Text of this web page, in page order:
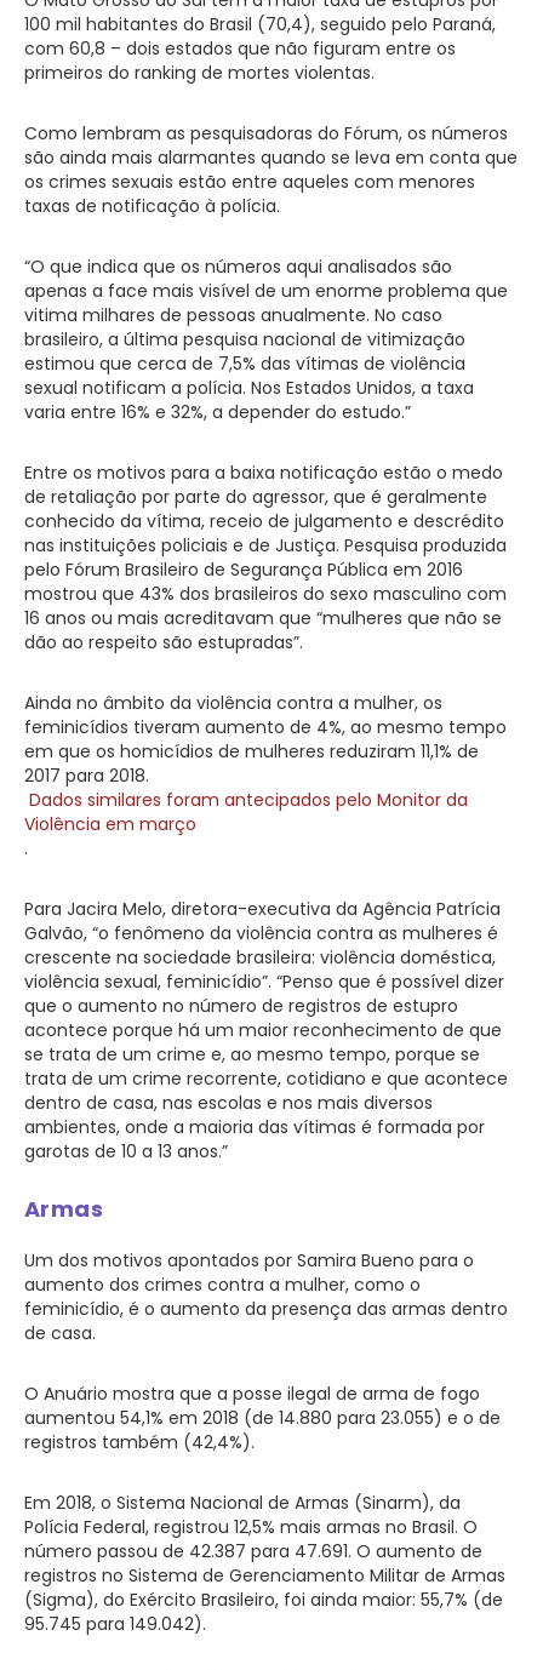
100 mil habitantes do Brasil (70,4), seguido pelo Paraná,
com 60,8 – dois estados que não figuram entre os
primeiros do ranking de mortes violentas.
Como lembram as pesquisadoras do Fórum, os números
são ainda mais alarmantes quando se leva em conta que
os crimes sexuais estão entre aqueles com menores
taxas de notificação à polícia.
“O que indica que os números aqui analisados são
apenas a face mais visível de um enorme problema que
vitima milhares de pessoas anualmente. No caso
brasileiro, a última pesquisa nacional de vitimização
estimou que cerca de 7,5% das vítimas de violência
sexual notificam a polícia. Nos Estados Unidos, a taxa
varia entre 16% e 32%, a depender do estudo.”
Entre os motivos para a baixa notificação estão o medo
de retaliação por parte do agressor, que é geralmente
conhecido da vítima, receio de julgamento e descrédito
nas instituições policiais e de Justiça. Pesquisa produzida
pelo Fórum Brasileiro de Segurança Pública em 2016
mostrou que 43% dos brasileiros do sexo masculino com
16 anos ou mais acreditavam que “mulheres que não se
dão ao respeito são estupradas”.
Ainda no âmbito da violência contra a mulher, os
feminicídios tiveram aumento de 4%, ao mesmo tempo
em que os homicídios de mulheres reduziram 11,1% de
2017 para 2018.
Dados similares foram antecipados pelo Monitor da
Violência em março
.
Para Jacira Melo, diretora-executiva da Agência Patrícia
Galvão, “o fenômeno da violência contra as mulheres é
crescente na sociedade brasileira: violência doméstica,
violência sexual, feminicídio”. “Penso que é possível dizer
que o aumento no número de registros de estupro
acontece porque há um maior reconhecimento de que
se trata de um crime e, ao mesmo tempo, porque se
trata de um crime recorrente, cotidiano e que acontece
dentro de casa, nas escolas e nos mais diversos
ambientes, onde a maioria das vítimas é formada por
garotas de 10 a 13 anos.”
Armas
Um dos motivos apontados por Samira Bueno para o
aumento dos crimes contra a mulher, como o
feminicídio, é o aumento da presença das armas dentro
de casa.
O Anuário mostra que a posse ilegal de arma de fogo
aumentou 54,1% em 2018 (de 14.880 para 23.055) e o de
registros também (42,4%).
Em 2018, o Sistema Nacional de Armas (Sinarm), da
Polícia Federal, registrou 12,5% mais armas no Brasil. O
número passou de 42.387 para 47.691. O aumento de
registros no Sistema de Gerenciamento Militar de Armas
(Sigma), do Exército Brasileiro, foi ainda maior: 55,7% (de
95.745 para 149.042).